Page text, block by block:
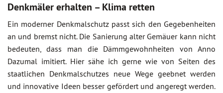
Denkmäler erhalten – Klima retten
Ein moderner Denkmalschutz passt sich den Gegebenheiten
an und bremst nicht. Die Sanierung alter Gemäuer kann nicht
bedeuten, dass man die Dämmgewohnheiten von Anno
Dazumal imitiert. Hier sähe ich gerne wie von Seiten des
staatlichen Denkmalschutzes neue Wege geebnet werden
und innovative Ideen besser gefördert und angeregt werden.